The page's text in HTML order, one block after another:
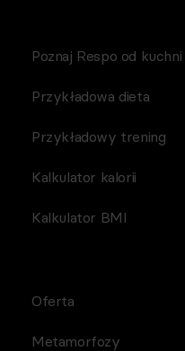
Poznaj Respo od kuchni
Przykładowa dieta
Przykładowy trening
Kalkulator kalorii
Kalkulator BMI
Oferta
Metamorfozy